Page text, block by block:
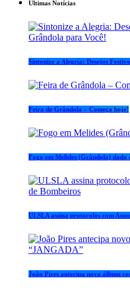
Últimas Notícias
Sintonize a Alegria: Desejos
Feira de Grândola – Começa hoje!
Fogo em Melides (Grândola) dado
ULSLA assina protocolos com
João Pires antecipa novo álbum